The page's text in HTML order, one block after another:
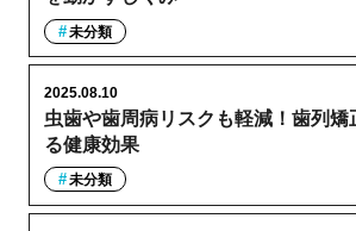
未分類
虫歯や歯周病リスクも軽減！歯列矯
る健康効果
2025.08.10
未分類